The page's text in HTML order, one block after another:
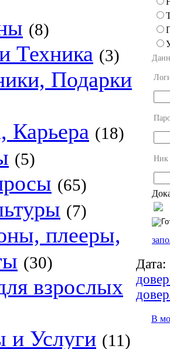
(8)
Техника (3)
Подарки
Карьера (18)
(5)
(65)
(7)
плееры,
(30)
взрослых
и Услуги (11)
Ник
Дата:
В